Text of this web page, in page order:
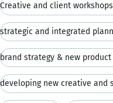
Creative and client
strategic and integrated
brand strategy & new
developing new creative and